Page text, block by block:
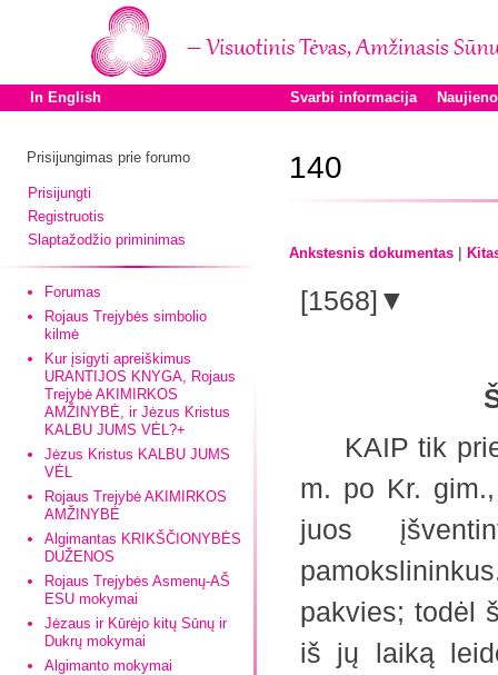
In English Svarbi informacija
Prisijungimas prie forumo
Prisijungti
Registruotis
Slaptažodžio priminimas
Forumas
Rojaus Trejybės simbolio
kilmė
Kur įsigyti apreiškimus
URANTIJOS KNYGA, Rojaus
Trejybė AKIMIRKOS
AMŽINYBĖ, ir Jėzus Kristus
KALBU JUMS VĖL?+
Jėzus Kristus KALBU JUMS
VĖL
Rojaus Trejybė AKIMIRKOS
AMŽINYBĖ
Algimantas KRIKŠČIONYBĖS
DUŽENOS
Rojaus Trejybės Asmenų-AŠ
ESU mokymai
Jėzaus ir Kūrėjo kitų Sūnų ir
Dukrų mokymai
Algimanto mokymai
140
Ankstesnis dokumentas |
[1568]▼
KAIP tik
m. po Kr.
juos
pakvies; todėl
iš jų laiką